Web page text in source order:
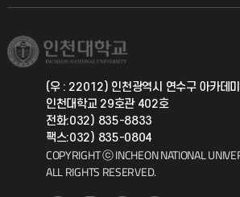
취업정보(학생)
학생서비스 지킴이
총동문회
국제지원과
공자아카데미
기초교육원
(우 : 22012) 인천광역시 연수구 아카데
인천대학교 29호관 402호
전화:032) 835-8833
팩스:032) 835-0804
COPYRIGHT ⓒ INCHEON NATIONAL
ALL RIGHTS RESERVED.